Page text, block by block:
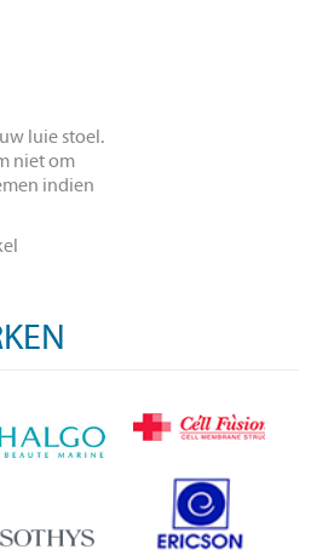
luie stoel.
niet om
indien